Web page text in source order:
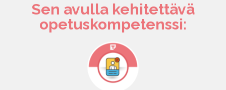
Sen avulla kehitettävä
opetuskompetenssi: